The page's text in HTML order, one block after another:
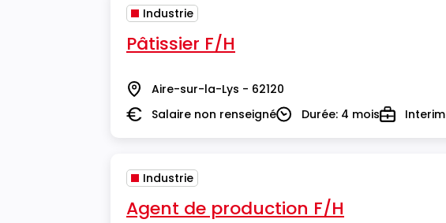
Industrie
Pâtissier F/H
Lieu Aire-sur-la-Lys - 62120
SalaireSalaire non renseignéDuréeDurée: 4 moisTypeInterim
Industrie
Agent de production F/H